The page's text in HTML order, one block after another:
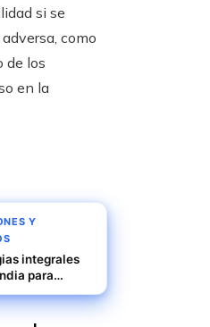
si se
como
de los
en la
Y
integrales
para
productividad
y reducir